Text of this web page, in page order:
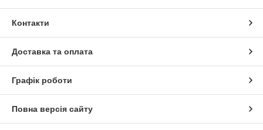
Контакти
Доставка та оплата
Графік роботи
Повна версія сайту